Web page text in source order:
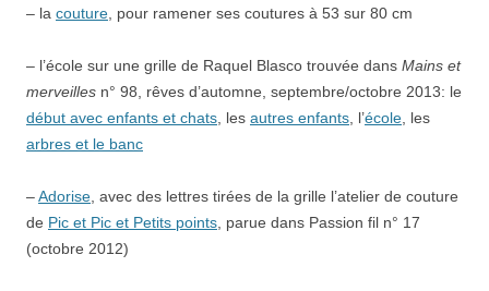
– la couture , pour ramener ses coutures à 53 sur 80 cm
– l’école sur une grille de Raquel Blasco trouvée dans Mains et
merveilles n° 98, rêves d’automne, septembre/octobre 2013: le
début avec enfants et chats , les autres enfants , l’école , les
arbres et le banc
–Adorise , avec des lettres tirées de la grille l’atelier de couture
de Pic et Pic et Petits points , parue dans Passion fil n° 17
(octobre 2012)